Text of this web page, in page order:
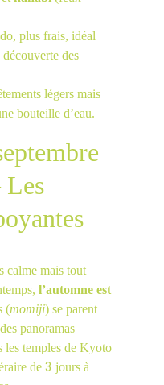
plus frais, idéal
des
légers mais
bouteille d’eau.
Les
calme mais tout
l’automne est
(momiji) se parent
panoramas
les temples de Kyoto
de 3 jours à